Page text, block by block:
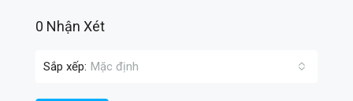
0 Nhận Xét
Sắp xếp: Mặc định